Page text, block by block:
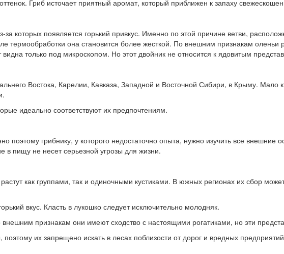
Гриб источает приятный аромат, который приближен к запаху
которых появляется горький привкус. Именно по этой причине ветви,
термообработки она становится более жесткой. По внешним признакам
только под микроскопом. Но этот двойник не относится к ядовитым
Востока, Карелии, Кавказа, Западной и Восточной Сибири, в Крыму. Мало
идеально соответствуют их предпочтениям.
грибнику, у которого недостаточно опыта, нужно изучить все внешние
пищу не несет серьезной угрозы для жизни.
как группами, так и одиночными кустиками. В южных регионах их сбор
вкус. Класть в лукошко следует исключительно молодняк.
признакам они имеют сходство с настоящими рогатиками, но эти
их запрещено искать в лесах поблизости от дорог и вредных